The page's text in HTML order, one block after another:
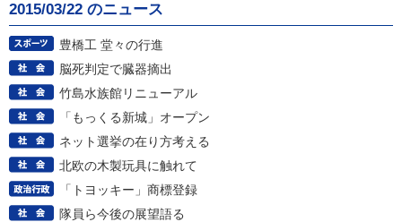
2015/03/22 のニュース
豊橋工 堂々の行進
脳死判定で臓器摘出
竹島水族館リニューアル
「もっくる新城」オープン
ネット選挙の在り方考える
北欧の木製玩具に触れて
「トヨッキー」商標登録
隊員ら今後の展望語る